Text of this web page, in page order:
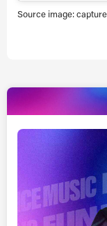
Source image: